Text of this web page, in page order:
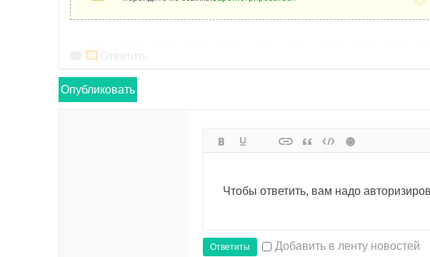
Опубликовать
Чтобы ответить, вам надо
Ответиты Добавить в ленту новостей